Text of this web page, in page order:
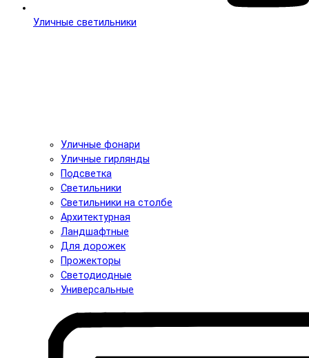
Уличные светильники
Уличные фонари
Уличные гирлянды
Подсветка
Светильники
Светильники на столбе
Архитектурная
Ландшафтные
Для дорожек
Прожекторы
Светодиодные
Универсальные